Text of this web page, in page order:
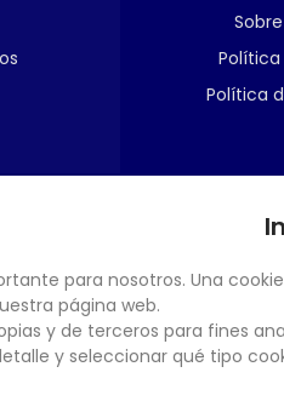
Política
para nosotros. Una
página web.
y de terceros para fines
y seleccionar qué tipo